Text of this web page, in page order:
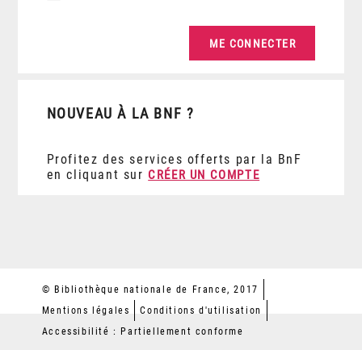
NOUVEAU À LA BNF ?
Profitez des services offerts par la BnF
en cliquant sur CRÉER UN COMPTE
© Bibliothèque nationale de France, 2017
Mentions légales
Conditions d'utilisation
Accessibilité : Partiellement conforme